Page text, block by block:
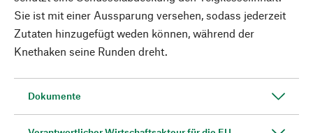
Sie ist mit einer Aussparung versehen, sodass jederzeit
Zutaten hinzugefügt weden können, während der
Knethaken seine Runden dreht.
Dokumente